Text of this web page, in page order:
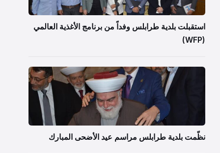
استقبلت بلدية طرابلس وفداً من برنامج الأغذية العالمي
(WFP)
نظّمت بلدية طرابلس مراسم عيد الأضحى المبارك